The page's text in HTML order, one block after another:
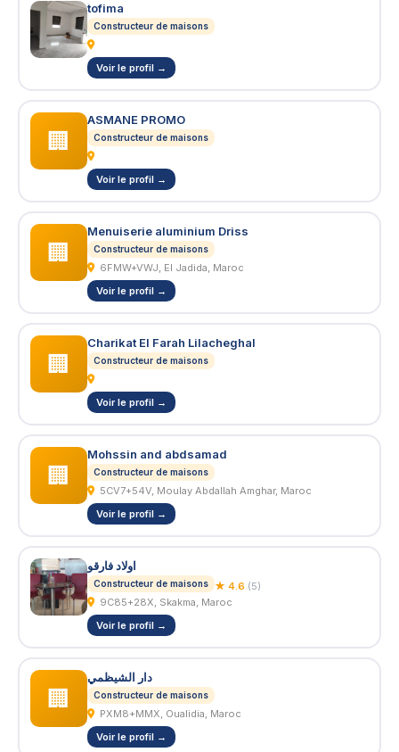
tofima
Constructeur de maisons
Voir le profil →
🏢
ASMANE PROMO
Constructeur de maisons
Voir le profil →
🏢
Menuiserie aluminium Driss
Constructeur de maisons
6FMW+VWJ, El Jadida, Maroc
Voir le profil →
🏢
Charikat El Farah Lilacheghal
Constructeur de maisons
Voir le profil →
🏢
Mohssin and abdsamad
Constructeur de maisons
5CV7+54V, Moulay Abdallah Amghar, Maroc
Voir le profil →
اولاد فارقو
Constructeur de maisons ★ 4.6 (5)
9C85+28X, Skakma, Maroc
Voir le profil →
🏢
دار الشيظمي
Constructeur de maisons
PXM8+MMX, Oualidia, Maroc
Voir le profil →